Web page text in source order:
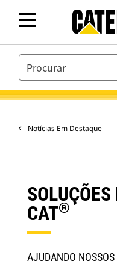
SEARCH
Notícias Em Destaque
CAT®
AJUDANDO